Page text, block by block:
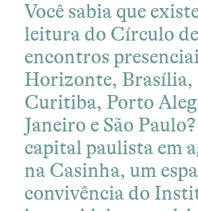
Você sabia que
leitura do Círculo
encontros
Horizonte, Brasília,
Curitiba, Porto
Janeiro e São
capital paulista em
na Casinha, um
convivência do